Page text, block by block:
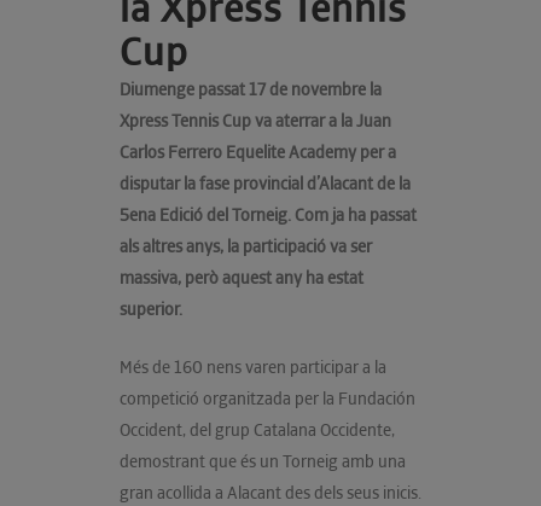
Cup
Diumenge passat 17 de novembre la
Xpress Tennis Cup va aterrar a la Juan
Carlos Ferrero Equelite Academy per a
disputar la fase provincial d’Alacant de la
5ena Edició del Torneig. Com ja ha passat
als altres anys, la participació va ser
massiva, però aquest any ha estat
superior.
Més de 160 nens varen participar a la
competició organitzada per la Fundación
Occident, del grup Catalana Occidente,
demostrant que és un Torneig amb una
gran acollida a Alacant des dels seus inicis.